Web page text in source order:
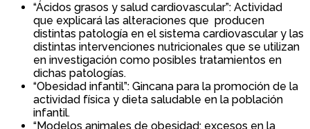
“Ácidos grasos y salud cardiovascular”: Actividad
que explicará las alteraciones que producen
distintas patología en el sistema cardiovascular y las
distintas intervenciones nutricionales que se utilizan
en investigación como posibles tratamientos en
dichas patologías.
“Obesidad infantil”: Gincana para la promoción de la
actividad física y dieta saludable en la población
infantil.
“Modelos animales de obesidad: excesos en la